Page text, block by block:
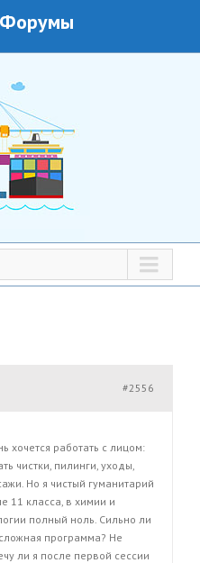
Форумы
#2556
хочется работать с лицом:
чистки, пилинги, уходы,
Но я чистый гуманитарий
11 класса, в химии и
полный ноль. Сильно ли
программа? Не
ли я после первой сессии